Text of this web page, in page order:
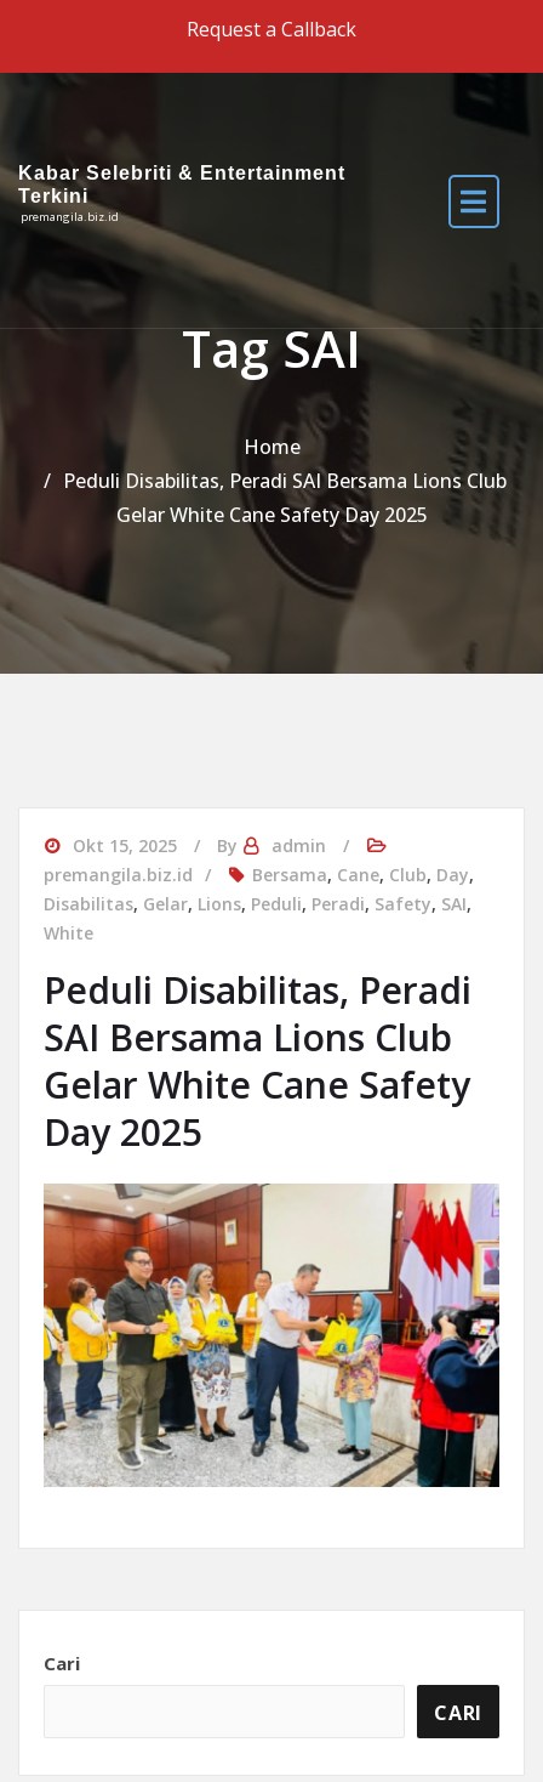
Request a Callback
Kabar Selebriti & Entertainment
Terkini
premangila.biz.id
Tag SAI
Home
Peduli Disabilitas, Peradi SAI Bersama Lions Club
Gelar White Cane Safety Day 2025
Okt 15, 2025 By
admin
premangila.biz.id
Bersama, Cane, Club, Day,
Disabilitas, Gelar, Lions, Peduli, Peradi, Safety, SAI,
White
Peduli Disabilitas, Peradi
SAI Bersama Lions Club
Gelar White Cane Safety
Day 2025
Cari
CARI